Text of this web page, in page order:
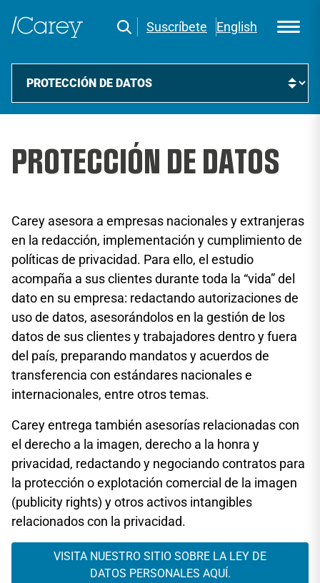
Suscríbete English
PROTECCIÓN DE DATOS
Carey asesora a empresas nacionales y extranjeras
en la redacción, implementación y cumplimiento de
políticas de privacidad. Para ello, el estudio
acompaña a sus clientes durante toda la “vida” del
dato en su empresa: redactando autorizaciones de
uso de datos, asesorándolos en la gestión de los
datos de sus clientes y trabajadores dentro y fuera
del país, preparando mandatos y acuerdos de
transferencia con estándares nacionales e
internacionales, entre otros temas.
Carey entrega también asesorías relacionadas con
el derecho a la imagen, derecho a la honra y
privacidad, redactando y negociando contratos para
la protección o explotación comercial de la imagen
(publicity rights) y otros activos intangibles
relacionados con la privacidad.
VISITA NUESTRO SITIO SOBRE LA LEY DE
DATOS PERSONALES AQUÍ.